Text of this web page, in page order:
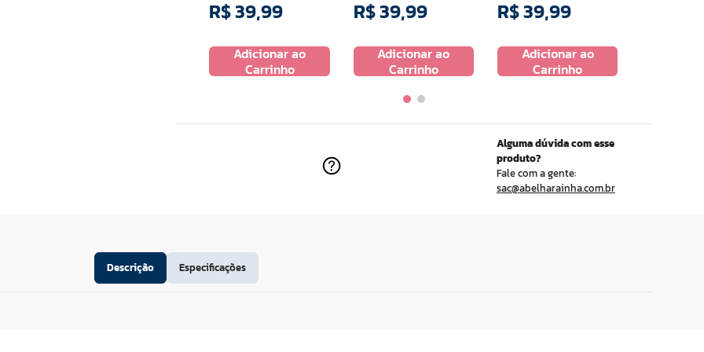
R$39,99
Adicionar ao
Carrinho
R$39,99
Adicionar ao
Carrinho
R$39,99
Adicionar ao
Carrinho
Alguma dúvida com esse
produto?
Fale com a gente:
sac@abelharainha.com.br
Descrição Especificações